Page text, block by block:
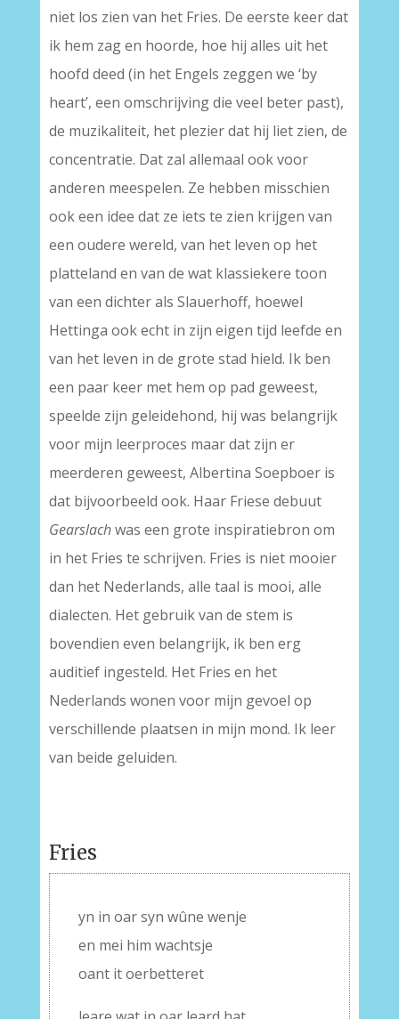
niet los zien van het Fries. De eerste keer dat
ik hem zag en hoorde, hoe hij alles uit het
hoofd deed (in het Engels zeggen we ‘by
heart’, een omschrijving die veel beter past),
de muzikaliteit, het plezier dat hij liet zien, de
concentratie. Dat zal allemaal ook voor
anderen meespelen. Ze hebben misschien
ook een idee dat ze iets te zien krijgen van
een oudere wereld, van het leven op het
platteland en van de wat klassiekere toon
van een dichter als Slauerhoff, hoewel
Hettinga ook echt in zijn eigen tijd leefde en
van het leven in de grote stad hield. Ik ben
een paar keer met hem op pad geweest,
speelde zijn geleidehond, hij was belangrijk
voor mijn leerproces maar dat zijn er
meerderen geweest, Albertina Soepboer is
dat bijvoorbeeld ook. Haar Friese debuut
Gearslachwas een grote inspiratiebron om
in het Fries te schrijven. Fries is niet mooier
dan het Nederlands, alle taal is mooi, alle
dialecten. Het gebruik van de stem is
bovendien even belangrijk, ik ben erg
auditief ingesteld. Het Fries en het
Nederlands wonen voor mijn gevoel op
verschillende plaatsen in mijn mond. Ik leer
van beide geluiden.
Fries
yn in oar syn wûne wenje
en mei him wachtsje
oant it oerbetteret